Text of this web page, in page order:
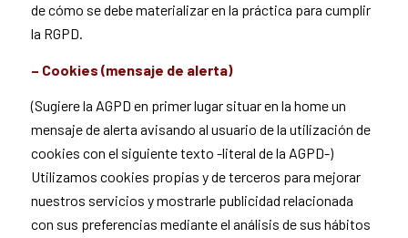
de cómo se debe materializar en la práctica para cumplir
la RGPD.
– Cookies (mensaje de alerta)
(Sugiere la AGPD en primer lugar situar en la home un
mensaje de alerta avisando al usuario de la utilización de
cookies con el siguiente texto -literal de la AGPD-)
Utilizamos cookies propias y de terceros para mejorar
nuestros servicios y mostrarle publicidad relacionada
con sus preferencias mediante el análisis de sus hábitos